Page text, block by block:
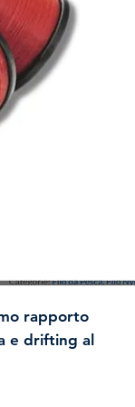
rapporto
e drifting al